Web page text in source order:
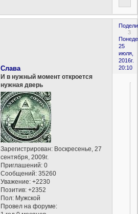
3
25
июля,
2016г.
20:10
Слава
И в нужный момент откроется
нужная дверь
Зарегистрирован: Воскресенье, 27
сентября, 2009г.
Приглашений: 0
Сообщений: 35260
Уважение: +2230
Позитив: +2352
Пол: Мужской
Провел на форуме: